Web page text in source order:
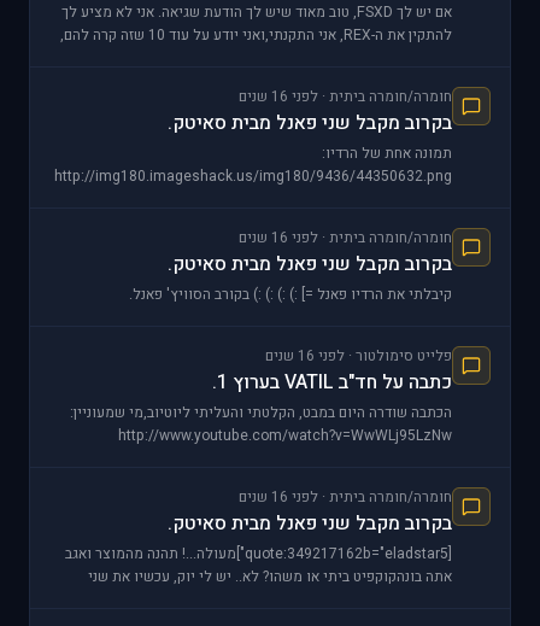
אם יש לך FSXD, טוב מאוד שיש לך הודעת שגיאה. אני לא מציע לך
להתקין את ה-REX, אני התקנתי,ואני יודע על עוד 10 שזה קרה להם,
חומרה/חומרה ביתית · לפני 16 שנים
בקרוב מקבל שני פאנל מבית סאיטק.
תמונה אחת של הרדיו:
http://img180.imageshack.us/img180/9436/44350632.png
חומרה/חומרה ביתית · לפני 16 שנים
בקרוב מקבל שני פאנל מבית סאיטק.
קיבלתי את הרדיו פאנל =] :) :) :) :) בקורב הסוויץ' פאנל.
פלייט סימולטור · לפני 16 שנים
כתבה על חד"ב VATIL בערוץ 1.
הכתבה שודרה היום במבט, הקלטתי והעליתי ליוטיוב,מי שמעוניין:
http://www.youtube.com/watch?v=WwWLj95LzNw
חומרה/חומרה ביתית · לפני 16 שנים
בקרוב מקבל שני פאנל מבית סאיטק.
[quote:349217162b="eladstar5"]מעולה...! תהנה מהמוצר ואגב
אתה בונהקוקפיט ביתי או משהו? לא.. יש לי יוק, עכשיו את שני